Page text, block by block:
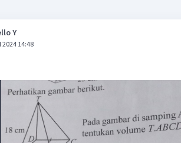
Y
2024 14:48